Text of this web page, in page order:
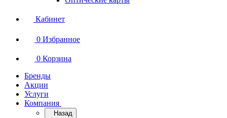
Кабинет
0 Избранное
0 Корзина
Бренды
Акции
Услуги
Компания
Назад